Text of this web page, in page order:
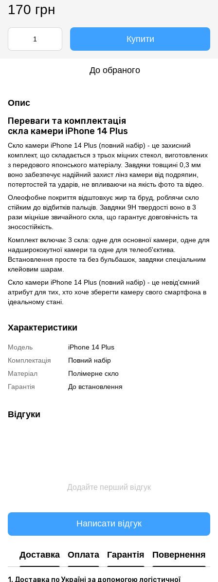
170 грн
Купити
До обраного
Опис
Переваги та комплектація
скла камери iPhone 14 Plus
Скло камери iPhone 14 Plus (повний набір) - це захисний
комплект, що складається з трьох міцних стекол, виготовлених
з передового японського матеріалу. Завдяки товщині 0,3 мм
воно забезпечує надійний захист лінз камери від подряпин,
потертостей та ударів, не впливаючи на якість фото та відео.
Олеофобне покриття відштовхує жир та бруд, роблячи скло
стійким до відбитків пальців. Завдяки 9H твердості воно в 3
рази міцніше звичайного скла, що гарантує довговічність та
зносостійкість.
Комплект включає 3 скла: одне для основної камери, одне для
надширококутної камери та одне для телеоб'єктива.
Встановлення просте та без бульбашок, завдяки спеціальним
клейовим шарам.
Скло камери iPhone 14 Plus (повний набір) - це невід'ємний
атрибут для тих, хто хоче зберегти камеру свого смартфона в
ідеальному стані.
Характеристики
Модель
iPhone 14 Plus
Комплектація
Повний набір
Матеріал
Полімерне скло
Гарантія
До встановлення
Відгуки
Додайте перший відгук
Написати відгук
Доставка Оплата Гарантія Повернення
1. Доставка по Україні за допомогою логістичної